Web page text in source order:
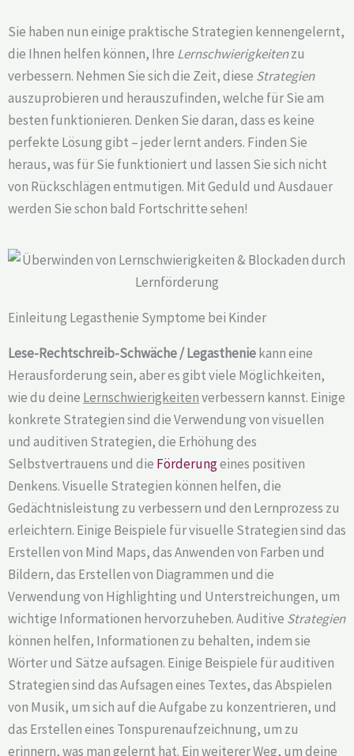
Sie haben nun einige praktische Strategien kennengelernt,
die Ihnen helfen können, Ihre Lernschwierigkeitenzu
verbessern. Nehmen Sie sich die Zeit, diese Strategien
auszuprobieren und herauszufinden, welche für Sie am
besten funktionieren. Denken Sie daran, dass es keine
perfekte Lösung gibt – jeder lernt anders. Finden Sie
heraus, was für Sie funktioniert und lassen Sie sich nicht
von Rückschlägen entmutigen. Mit Geduld und Ausdauer
werden Sie schon bald Fortschritte sehen!
Einleitung Legasthenie Symptome bei Kinder
Lese-Rechtschreib-Schwäche / Legastheniekann eine
Herausforderung sein, aber es gibt viele Möglichkeiten,
wie du deine Lernschwierigkeitenverbessern kannst. Einige
konkrete Strategien sind die Verwendung von visuellen
und auditiven Strategien, die Erhöhung des
Selbstvertrauens und die Förderungeines positiven
Denkens. Visuelle Strategien können helfen, die
Gedächtnisleistung zu verbessern und den Lernprozess zu
erleichtern. Einige Beispiele für visuelle Strategien sind das
Erstellen von Mind Maps, das Anwenden von Farben und
Bildern, das Erstellen von Diagrammen und die
Verwendung von Highlighting und Unterstreichungen, um
wichtige Informationen hervorzuheben. Auditive Strategien
können helfen, Informationen zu behalten, indem sie
Wörter und Sätze aufsagen. Einige Beispiele für auditiven
Strategien sind das Aufsagen eines Textes, das Abspielen
von Musik, um sich auf die Aufgabe zu konzentrieren, und
das Erstellen eines Tonspurenaufzeichnung, um zu
erinnern, was man gelernt hat. Ein weiterer Weg, um deine